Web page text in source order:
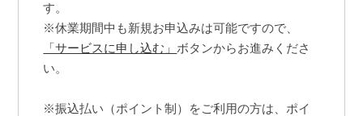
す。
※休業期間中も新規お申込みは可能ですので、
「サービスに申し込む」 ボタンからお進みくださ
い。
※振込払い（ポイント制）をご利用の方は、ポイ